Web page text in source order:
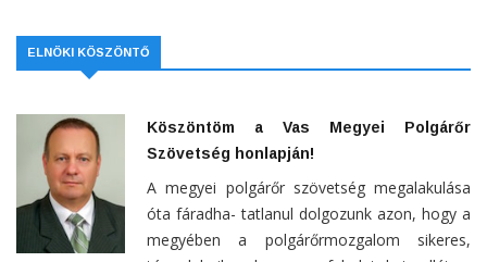
ELNÖKI KÖSZÖNTŐ
Köszöntöm a Vas Megyei Polgárőr
Szövetség honlapján!
A megyei polgárőr szövetség megalakulása
óta fáradha- tatlanul dolgozunk azon, hogy a
megyében a polgárőrmozgalom sikeres,